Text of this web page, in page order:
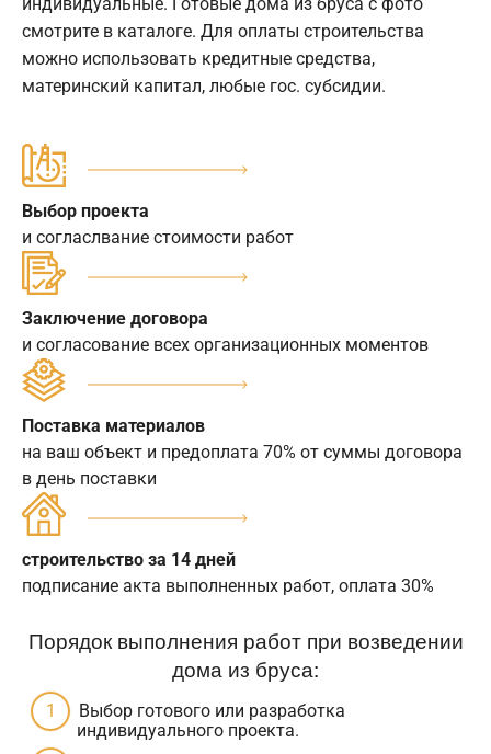
смотрите в каталоге. Для оплаты строительства
можно использовать кредитные средства,
материнский капитал, любые гос. субсидии.
Выбор проекта
и согласлвание стоимости работ
Заключение договора
и согласование всех организационных моментов
Поставка материалов
на ваш объект и предоплата 70% от суммы договора
в день поставки
строительство за 14 дней
подписание акта выполненных работ, оплата 30%
Порядок выполнения работ при возведении
дома из бруса:
Выбор готового или разработка
индивидуального проекта.